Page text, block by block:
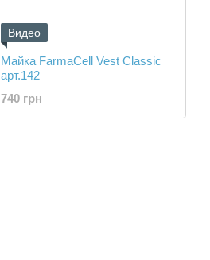
Видео
Майка FarmaCell Vest Classic
арт.142
740 грн